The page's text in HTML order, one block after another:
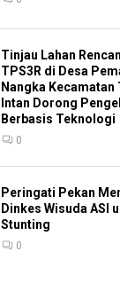
Tinjau Lahan
TPS3R di Desa
Nangka
Intan Dorong
Berbasis Teknologi
0
Peringati Pekan
Dinkes Wisuda ASI
Stunting
0